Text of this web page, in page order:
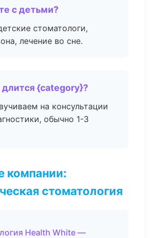
с детьми?
стоматологи,
лечение во сне.
{category}?
на консультации
обычно 1-3
компании:
стоматология
Health White —